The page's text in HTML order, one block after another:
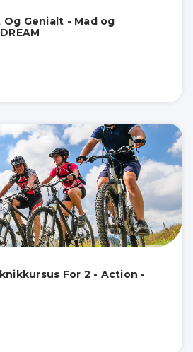
Genialt - Mad og
For 2 - Action -